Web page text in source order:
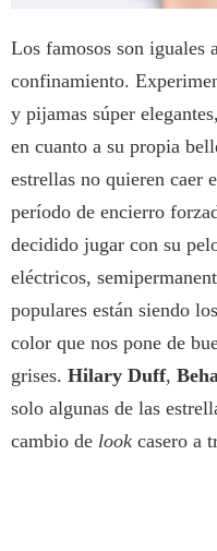
Los famosos son iguales
confinamiento.
y pijamas súper
en cuanto a su propia
estrellas no quieren caer
período de encierro
decidido jugar con su
eléctricos,
populares están siendo
color que nos pone de
grises. Hilary Duff,
solo algunas de las
cambio de look casero a